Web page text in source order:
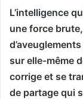
L’intelligence
une force
sur elle-même
corrige et se
de partage qui